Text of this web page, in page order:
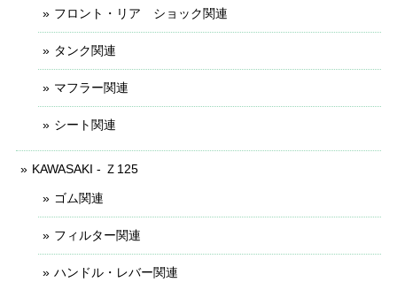
フロント・リア ショック関連
タンク関連
マフラー関連
シート関連
KAWASAKI - Ｚ125
ゴム関連
フィルター関連
ハンドル・レバー関連